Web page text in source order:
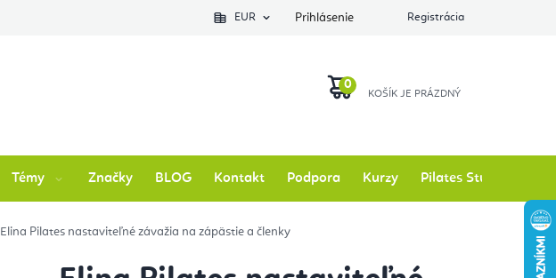
EUR Prihlásenie Registrácia
KOŠÍK
Témy Značky BLOG Kontakt Podpora Kurzy Pilates Studio
Elina Pilates nastaviteľné závažia na zápästie a členky